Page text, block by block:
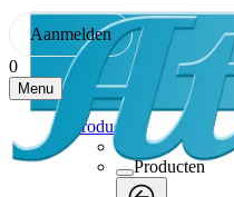
Aanmelden
0
Menu
Producten
Producten